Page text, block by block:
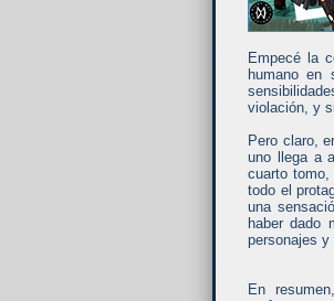
Empecé la
humano en
violación, y
Pero claro,
uno llega a
cuarto
todo el
una
haber dado
personajes y
En